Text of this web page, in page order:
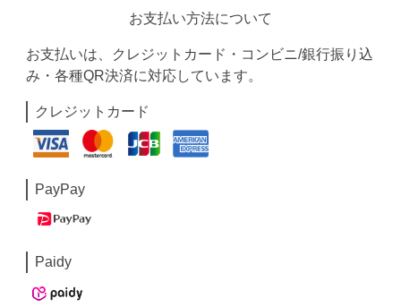
お支払い方法について
お支払いは、クレジットカード・コンビニ/銀行振り込
み・各種QR決済に対応しています。
クレジットカード
PayPay
Paidy